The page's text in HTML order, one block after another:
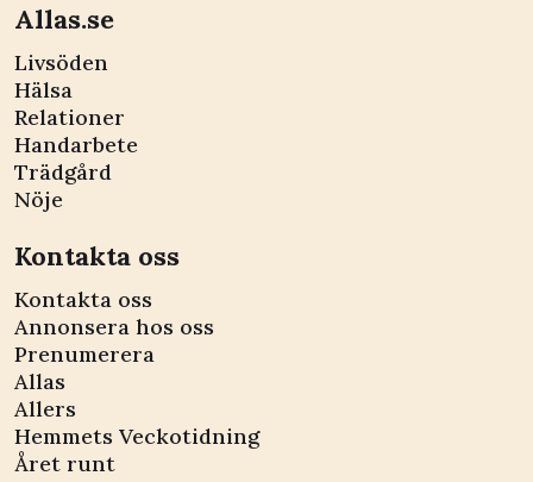
Allas.se
Livsöden
Hälsa
Relationer
Handarbete
Trädgård
Nöje
Kontakta oss
Kontakta oss
Annonsera hos oss
Prenumerera
Allas
Allers
Hemmets Veckotidning
Året runt